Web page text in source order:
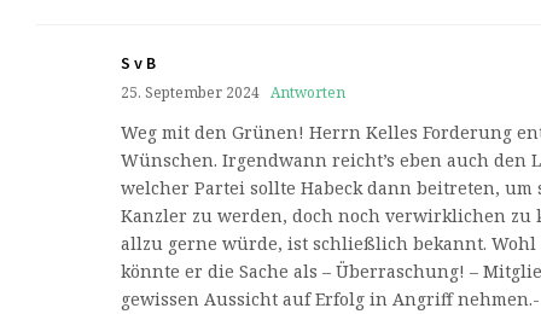
S v B
25. September 2024 Antworten
Weg mit den Grünen! Herrn Kelles Forderung
Wünschen. Irgendwann reicht’s eben auch den
welcher Partei sollte Habeck dann beitreten, um
Kanzler zu werden, doch noch verwirklichen zu
allzu gerne würde, ist schließlich bekannt. Wohl
könnte er die Sache als – Überraschung! –
gewissen Aussicht auf Erfolg in Angriff